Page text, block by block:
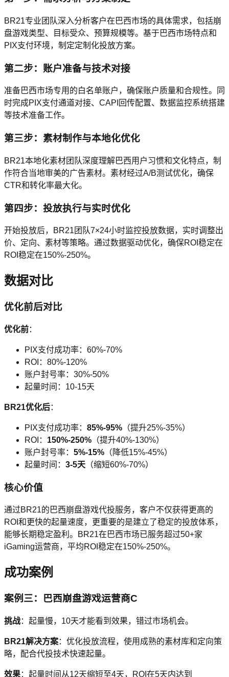
BR21专业团队深入分析客户在巴西市场的具体需求，包括崩
盘游戏类型、目标受众、预算规模等。基于巴西市场特点和
PIX支付环境，制定定制化投放方案。
第二步：账户准备与技术对接
准备巴西市场专用的白名单账户，确保账户质量和合规性。同
时完成PIX支付通道对接、CAPI回传配置、数据监控系统搭建
等技术准备工作。
第三步：素材制作与本地化优化
BR21本地化素材团队深度理解巴西用户习惯和文化特点，制
作符合当地审美的广告素材。素材经过A/B测试优化，确保
CTR和转化率最大化。
第四步：投放执行与实时优化
开始投放后，BR21团队7×24小时监控投放数据，实时调整出
价、定向、素材等策略。通过数据驱动优化，确保ROI稳定在
ROI稳定在150%-250%。
数据对比
优化前后对比
优化前：
PIX支付成功率：60%-70%
ROI：80%-120%
账户封号率：30%-50%
起量时间：10-15天
BR21优化后：
PIX支付成功率： 85%-95% （提升25%-35%）
ROI： 150%-250% （提升40%-130%）
账户封号率： 5%-15% （降低15%-45%）
起量时间： 3-5天 （缩短60%-70%）
核心价值
通过BR21的巴西崩盘游戏代投服务，客户不仅获得更高的
ROI和更快的起量速度，更重要的是建立了稳定的投放体系，
能够长期稳定盈利。BR21在巴西市场已服务超过50+家
iGaming运营商，平均ROI稳定在150%-250%。
成功案例
案例三：巴西崩盘游戏运营商C
挑战：起量慢，10天才能看到效果，错过市场机会。
BR21解决方案：优化投放流程，使用成熟的素材库和定向策
略，配合代投技术快速起量。
效果：起量时间从12天缩短至4天，ROI在5天内达到